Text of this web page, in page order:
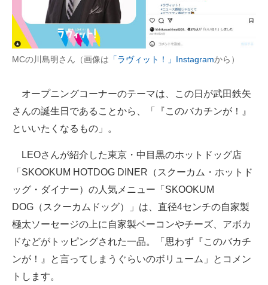
企業ITのトレンドを詳説
経営リーダーのコミュニティ
マーケ×ITの今がよく分かる
企業向けIT製品の総合サイト
製造業のIT導入・活用を支援
モノづくり技術者専門サイト
エレクトロニクス専門サイト
電子設計の基本と応用
エネルギーの専門メディア
MCの川島明さん（画像は 「ラヴィット！」Instagramから）
オープニングコーナーのテーマは、この日が武田鉄矢
さんの誕生日であることから、「『このバカチンが！』
といいたくなるもの」。
LEOさんが紹介した東京・中目黒のホットドッグ店
「SKOOKUM HOTDOG DINER（スクーカム・ホットド
ッグ・ダイナー）の人気メニュー「SKOOKUM
DOG（スクーカムドッグ）」は、直径4センチの自家製
極太ソーセージの上に自家製ベーコンやチーズ、アボカ
ドなどがトッピングされた一品。「思わず『このバカチ
ンが！』と言ってしまうぐらいのボリューム」とコメン
トします。